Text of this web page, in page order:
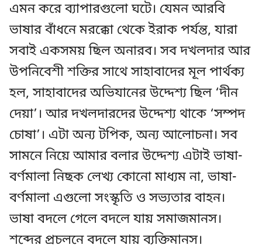
এমন করে ব্যাপারগুলো ঘটে। যেমন আরবি
ভাষার বাঁধনে মরক্কো থেকে ইরাক পর্যন্ত, যারা
সবাই একসময় ছিল অনারব। সব দখলদার আর
উপনিবেশী শক্তির সাথে সাহাবাদের মূল পার্থক্য
হল, সাহাবাদের অভিযানের উদ্দেশ্য ছিল ‘দীন
দেয়া’। আর দখলদারদের উদ্দেশ্য থাকে ‘সম্পদ
চোষা’। এটা অন্য টপিক, অন্য আলোচনা। সব
সামনে নিয়ে আমার বলার উদ্দেশ্য এটাই ভাষা-
বর্ণমালা নিছক লেখ্য কোনো মাধ্যম না, ভাষা-
বর্ণমালা এগুলো সংস্কৃতি ও সভ্যতার বাহন।
ভাষা বদলে গেলে বদলে যায় সমাজমানস।
শব্দের প্রচলনে বদলে যায় ব্যক্তিমানস।